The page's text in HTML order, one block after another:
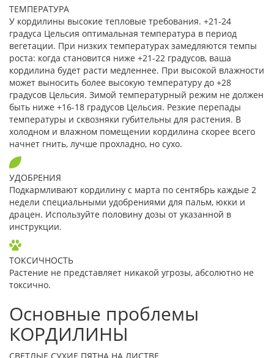
ТЕМПЕРАТУРА
У кордилины высокие тепловые требования. +21-24
градуса Цельсия оптимальная температура в период
вегетации. При низких температурах замедляются темпы
роста: когда становится ниже +21-22 градусов, ваша
кордилина будет расти медленнее. При высокой влажности
может выносить более высокую температуру до +28
градусов Цельсия. Зимой температурный режим не должен
быть ниже +16-18 градусов Цельсия. Резкие перепады
температуры и сквозняки губительны для растения. В
холодном и влажном помещении кордилина скорее всего
начнет гнить, лучше прохладно, но сухо.
УДОБРЕНИЯ
Подкармливают кордилину с марта по сентябрь каждые 2
недели специальными удобрениями для пальм, юкки и
драцен. Используйте половину дозы от указанной в
инструкции.
ТОКСИЧНОСТЬ
Растение не представляет никакой угрозы, абсолютно не
токсично.
Основные проблемы
КОРДИЛИНЫ